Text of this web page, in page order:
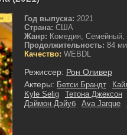
Год выпуска: 2021
Страна: США
Жанр: Комедия, Семейный,
Продолжительность: 84
Качество: WEBDL
Режиссер: Рон Оливер
Актеры: Бетси Брандт
Kyle Selig
Тетона Джексон
Дэймон Дэйуб
Ava Jarque